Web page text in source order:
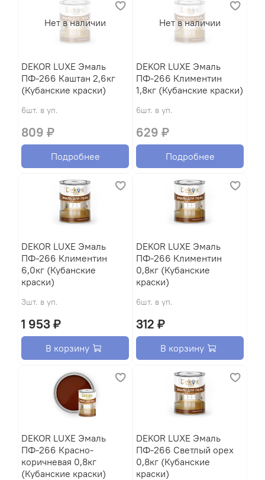
Нет в наличии
DEKOR LUXE Эмаль
ПФ-266 Каштан 2,6кг
(Кубанские краски)
6шт. в уп.
809 ₽
Подробнее
Нет в наличии
DEKOR LUXE Эмаль
ПФ-266 Климентин
1,8кг (Кубанские краски)
6шт. в уп.
629 ₽
Подробнее
DEKOR LUXE Эмаль
ПФ-266 Климентин
6,0кг (Кубанские
краски)
3шт. в уп.
1 953 ₽
В корзину
DEKOR LUXE Эмаль
ПФ-266 Климентин
0,8кг (Кубанские
краски)
6шт. в уп.
312 ₽
В корзину
DEKOR LUXE Эмаль
ПФ-266 Красно-
коричневая 0,8кг
(Кубанские краски)
DEKOR LUXE Эмаль
ПФ-266 Светлый орех
0,8кг (Кубанские
краски)